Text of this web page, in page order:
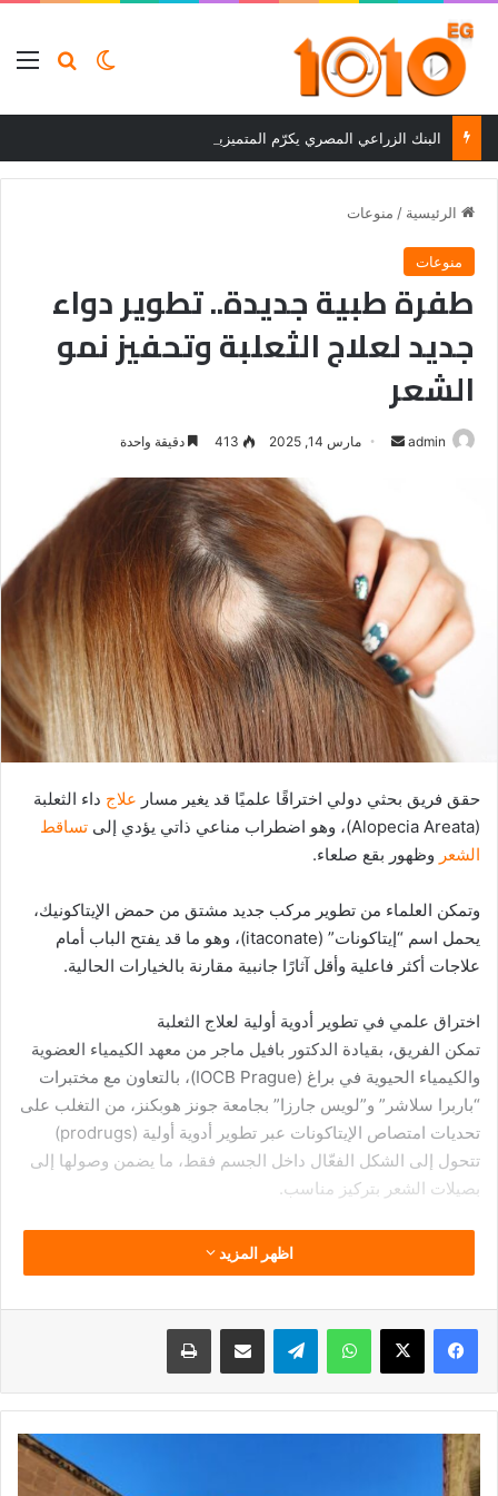
بحثالوضع
الرئيسية / منوعات
منوعات
طفرة طبية جديدة.. تطوير دواء
جديد لعلاج الثعلبة وتحفيز نمو
الشعر
admin
أرسل مارس 14, 2025 413 دقيقة واحدة
حقق فريق بحثي دولي اختراقًا علميًا قد يغير مسار علاج داء الثعلبة
(Alopecia Areata)، وهو اضطراب مناعي ذاتي يؤدي إلى
تساقط
الشعر وظهور بقع صلعاء.
وتمكن العلماء من تطوير مركب جديد مشتق من حمض الإيتاكونيك،
يحمل اسم “إيتاكونات” (itaconate)، وهو ما قد يفتح الباب أمام
علاجات أكثر فاعلية وأقل آثارًا جانبية مقارنة بالخيارات الحالية.
اختراق علمي في تطوير أدوية أولية لعلاج الثعلبة
تمكن الفريق، بقيادة الدكتور بافيل ماجر من معهد الكيمياء العضوية
والكيمياء الحيوية في براغ (IOCB Prague)، بالتعاون مع مختبرات
“باربرا سلاشر” و”لويس جارزا” بجامعة جونز هوبكنز، من التغلب على
تحديات امتصاص الإيتاكونات عبر تطوير أدوية أولية (prodrugs)
تتحول إلى الشكل الفعّال داخل الجسم فقط، ما يضمن وصولها إلى
بصيلات الشعر بتركيز مناسب.
اظهر المزيد
فيسبوك ‫X واتساب تيلقرام مشاركة عبر البريد طباعة
دير
سانت
كاترين